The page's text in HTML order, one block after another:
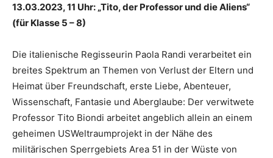
13.03.2023, 11 Uhr: „Tito, der Professor und die Aliens“
(für Klasse 5 – 8)
Die italienische Regisseurin Paola Randi verarbeitet ein
breites Spektrum an Themen von Verlust der Eltern und
Heimat über Freundschaft, erste Liebe, Abenteuer,
Wissenschaft, Fantasie und Aberglaube: Der verwitwete
Professor Tito Biondi arbeitet angeblich allein an einem
geheimen USWeltraumprojekt in der Nähe des
militärischen Sperrgebiets Area 51 in der Wüste von